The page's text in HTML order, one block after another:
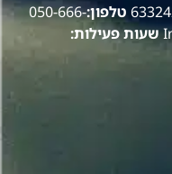
טלפון:050-666-
שעות פעילות: